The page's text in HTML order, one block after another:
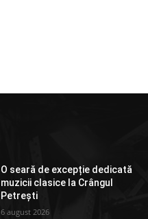
O seară de excepție dedicată
muzicii clasice la Crângul
Petrești
6 august 2026